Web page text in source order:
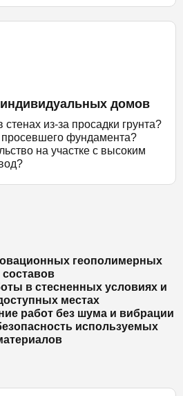
домов
из-за просадки грунта?
просевшего фундамента?
на участке с высоким
геополимерных
составов
в стесненных условиях и
местах
работ без шума и вибрации
используемых